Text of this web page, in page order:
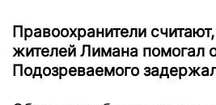
Правоохранители
жителей Лимана помогал
Подозреваемого